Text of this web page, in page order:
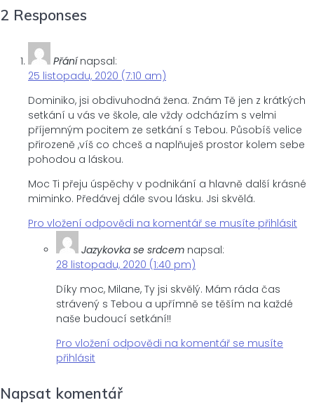
pro
příspěvek
2 Responses
Přání napsal:
25 listopadu, 2020 (7:10 am)
Dominiko, jsi obdivuhodná žena. Znám Tě jen z krátkých
setkání u vás ve škole, ale vždy odcházím s velmi
příjemným pocitem ze setkání s Tebou. Působíš velice
přirozeně ,víš co chceš a naplňuješ prostor kolem sebe
pohodou a láskou.
Moc Ti přeju úspěchy v podnikání a hlavně další krásné
miminko. Předávej dále svou lásku. Jsi skvělá.
Pro vložení odpovědi na komentář se musíte přihlásit
Jazykovka se srdcem napsal:
28 listopadu, 2020 (1:40 pm)
Díky moc, Milane, Ty jsi skvělý. Mám ráda čas
strávený s Tebou a upřímně se těším na každé
naše budoucí setkání!!
Pro vložení odpovědi na komentář se musíte
přihlásit
Napsat komentář